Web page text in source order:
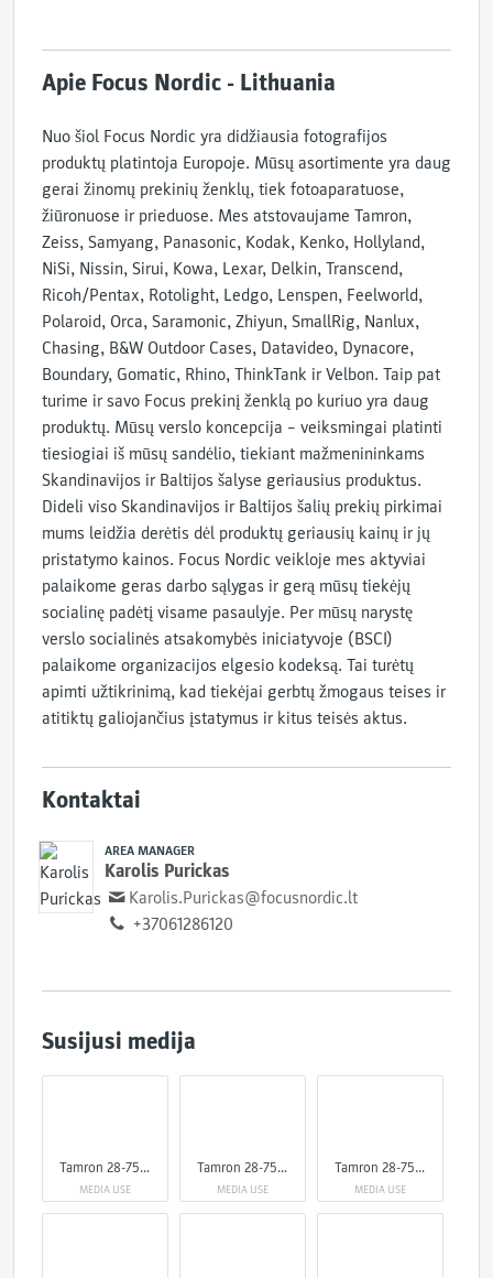
Apie Focus Nordic - Lithuania
Nuo šiol Focus Nordic yra didžiausia fotografijos
produktų platintoja Europoje. Mūsų asortimente yra daug
gerai žinomų prekinių ženklų, tiek fotoaparatuose,
žiūronuose ir prieduose. Mes atstovaujame Tamron,
Zeiss, Samyang, Panasonic, Kodak, Kenko, Hollyland,
NiSi, Nissin, Sirui, Kowa, Lexar, Delkin, Transcend,
Ricoh/Pentax, Rotolight, Ledgo, Lenspen, Feelworld,
Polaroid, Orca, Saramonic, Zhiyun, SmallRig, Nanlux,
Chasing, B&W Outdoor Cases, Datavideo, Dynacore,
Boundary, Gomatic, Rhino, ThinkTank ir Velbon. Taip pat
turime ir savo Focus prekinį ženklą po kuriuo yra daug
produktų. Mūsų verslo koncepcija – veiksmingai platinti
tiesiogiai iš mūsų sandėlio, tiekiant mažmenininkams
Skandinavijos ir Baltijos šalyse geriausius produktus.
Dideli viso Skandinavijos ir Baltijos šalių prekių pirkimai
mums leidžia derėtis dėl produktų geriausių kainų ir jų
pristatymo kainos. Focus Nordic veikloje mes aktyviai
palaikome geras darbo sąlygas ir gerą mūsų tiekėjų
socialinę padėtį visame pasaulyje. Per mūsų narystę
verslo socialinės atsakomybės iniciatyvoje (BSCI)
palaikome organizacijos elgesio kodeksą. Tai turėtų
apimti užtikrinimą, kad tiekėjai gerbtų žmogaus teises ir
atitiktų galiojančius įstatymus ir kitus teisės aktus.
Kontaktai
AREA MANAGER
Karolis Purickas
Karolis.Purickas@focusnordic.lt
+37061286120
Susijusi medija
Tamron 28-75mm F/2.8 Di III VXD G2 Nikon Z
MEDIA USE
Tamron 28-75mm F/2.8 Di III VXD G2 Nikon Z
MEDIA USE
Tamron 28-75mm F/2.8 Di III VXD G2 Nikon Z
MEDIA USE